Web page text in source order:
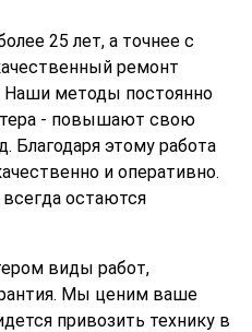
25 лет, а точнее с
ремонт
Наши методы постоянно
- повышают свою
Благодаря этому работа
и оперативно.
остаются
виды работ,
Мы ценим ваше
привозить технику в